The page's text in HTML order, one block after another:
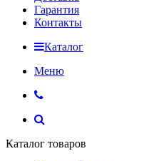
Гарантия
Контакты
Каталог
Меню
Каталог товаров